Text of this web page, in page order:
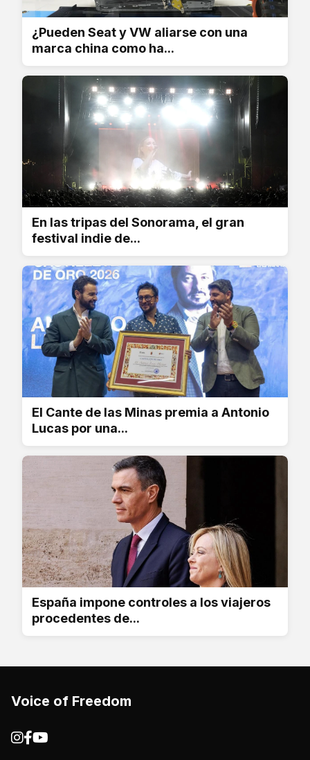
¿Pueden Seat y VW aliarse con una
marca china como ha...
En las tripas del Sonorama, el gran
festival indie de...
El Cante de las Minas premia a Antonio
Lucas por una...
España impone controles a los viajeros
procedentes de...
Voice of Freedom